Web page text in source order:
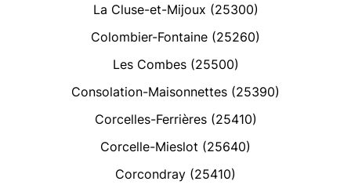
La Cluse-et-Mijoux (25300)
Colombier-Fontaine (25260)
Les Combes (25500)
Consolation-Maisonnettes (25390)
Corcelles-Ferrières (25410)
Corcelle-Mieslot (25640)
Corcondray (25410)